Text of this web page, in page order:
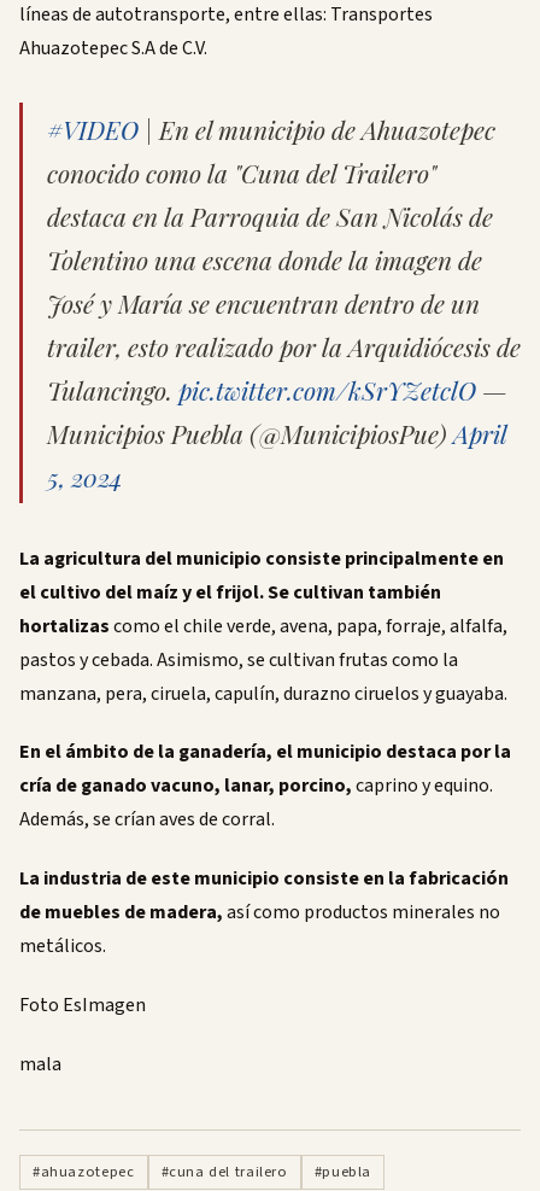
líneas de autotransporte, entre ellas: Transportes
Ahuazotepec S.A de C.V.
#VIDEO | En el municipio de Ahuazotepec
conocido como la "Cuna del Trailero"
destaca en la Parroquia de San Nicolás de
Tolentino una escena donde la imagen de
José y María se encuentran dentro de un
trailer, esto realizado por la Arquidiócesis de
Tulancingo. pic.twitter.com/kSrYZetclO —
Municipios Puebla (@MunicipiosPue)April
5, 2024
La agricultura del municipio consiste principalmente en
el cultivo del maíz y el frijol. Se cultivan también
hortalizascomo el chile verde, avena, papa, forraje, alfalfa,
pastos y cebada. Asimismo, se cultivan frutas como la
manzana, pera, ciruela, capulín, durazno ciruelos y guayaba.
En el ámbito de la ganadería, el municipio destaca por la
cría de ganado vacuno, lanar, porcino,caprino y equino.
Además, se crían aves de corral.
La industria de este municipio consiste en la fabricación
de muebles de madera,así como productos minerales no
metálicos.
Foto EsImagen
mala
#ahuazotepec #cuna del trailero #puebla